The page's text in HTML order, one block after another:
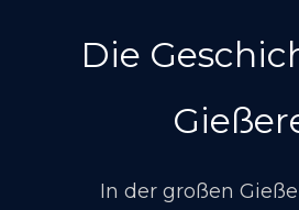
Die
In der großen